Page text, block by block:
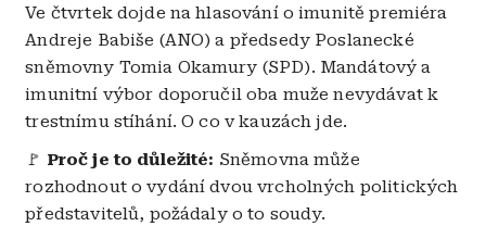
Ve čtvrtek dojde na hlasování o imunitě premiéra
Andreje Babiše (ANO) a předsedy Poslanecké
sněmovny Tomia Okamury (SPD). Mandátový a
imunitní výbor doporučil oba muže nevydávat k
trestnímu stíhání. O co v kauzách jde.
🚩 Proč je to důležité: Sněmovna může
rozhodnout o vydání dvou vrcholných politických
představitelů, požádaly o to soudy.